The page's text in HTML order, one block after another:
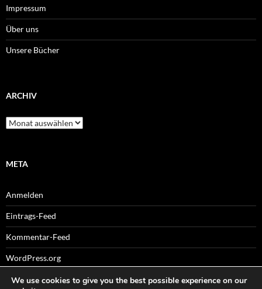
Impressum
Über uns
Unsere Bücher
ARCHIV
Archiv
META
Anmelden
Eintrags-Feed
Kommentar-Feed
WordPress.org
We use cookies to give you the best possible experience on our